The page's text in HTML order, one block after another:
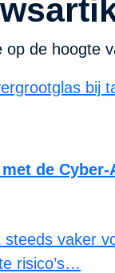
op de hoogte
de Cyber-
vaker
risico’s…